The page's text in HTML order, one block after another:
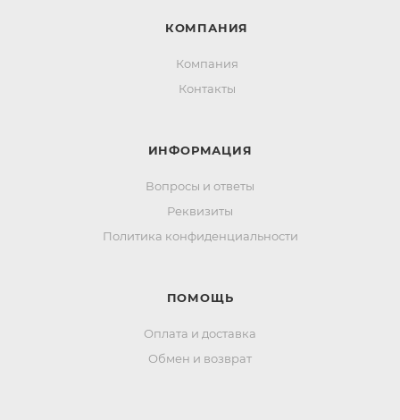
КОМПАНИЯ
Компания
Контакты
ИНФОРМАЦИЯ
Вопросы и ответы
Реквизиты
Политика конфиденциальности
ПОМОЩЬ
Оплата и доставка
Обмен и возврат